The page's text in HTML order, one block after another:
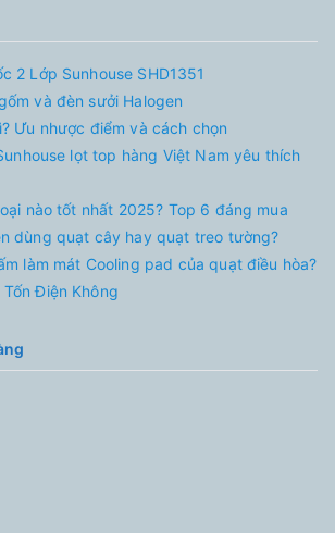
2 Lớp Sunhouse SHD1351
và đèn sưởi Halogen
Ưu nhược điểm và cách chọn
lọt top hàng Việt Nam yêu thích
nào tốt nhất 2025? Top 6 đáng mua
dùng quạt cây hay quạt treo tường?
làm mát Cooling pad của quạt điều hòa?
Điện Không